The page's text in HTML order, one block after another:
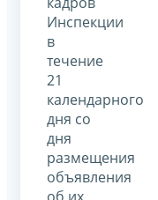
Инспекции
в
течение
21
календарного
дня со
дня
размещения
объявления